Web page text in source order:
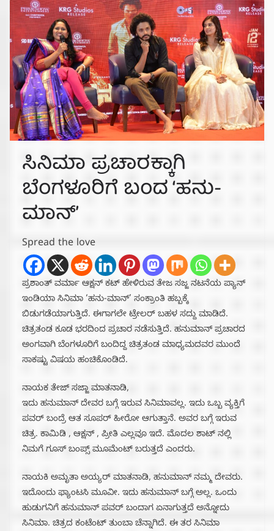
ಸಿನಿಮಾ ಪ್ರಚಾರಕ್ಕಾಗಿ
ಬೆಂಗಳೂರಿಗೆ ಬಂದ ‘ಹನು-
ಮಾನ್’
Spread the love
ಪ್ರಶಾಂತ್ ವರ್ಮಾ ಆಕ್ಷನ್ ಕಟ್ ಹೇಳಿರುವ ತೇಜ ಸಜ್ಜ ನಟನೆಯ ಪ್ಯಾನ್
ಇಂಡಿಯಾ ಸಿನಿಮಾ ‘ಹನು-ಮಾನ್’ ಸಂಕ್ರಾಂತಿ ಹಬ್ಬಕ್ಕೆ
ಬಿಡುಗಡೆಯಾಗುತ್ತಿದೆ. ಈಗಾಗಲೇ ಟ್ರೇಲರ್ ಬಹಳ ಸದ್ದು ಮಾಡಿದೆ.
ಚಿತ್ರತಂಡ ಕೂಡ ಭರದಿಂದ ಪ್ರಚಾರ ನಡೆಸುತ್ತಿದೆ. ಹನುಮಾನ್ ಪ್ರಚಾರದ
ಅಂಗವಾಗಿ ಬೆಂಗಳೂರಿಗೆ ಬಂದಿದ್ದ ಚಿತ್ರತಂಡ ಮಾಧ್ಯಮದವರ ಮುಂದೆ
ಸಾಕಷ್ಟು ವಿಷಯ ಹಂಚಿಕೊಂಡಿದೆ.
ನಾಯಕ ತೇಜ್ ಸಜ್ಜಾ ಮಾತನಾಡಿ,
ಇದು ಹನುಮಾನ್ ದೇವರ ಬಗ್ಗೆ ಇರುವ ಸಿನಿಮಾವಲ್ಲ. ಇದು ಒಬ್ಬ ವ್ಯಕ್ತಿಗೆ
ಪವರ್ ಬಂದ್ರೆ ಆತ ಸೂಪರ್ ಹೀರೋ ಆಗುತ್ತಾನೆ. ಅವರ ಬಗ್ಗೆ ಇರುವ
ಚಿತ್ರ. ಕಾಮಿಡಿ , ಆಕ್ಷನ್ , ಪ್ರೀತಿ ಎಲ್ಲವೂ ಇದೆ. ಮೊದಲ ಶಾಟ್ ನಲ್ಲಿ
ನಿಮಗೆ ಗೂಸ್ ಬಂಪ್ಸ್ ಮೂಮೆಂಟ್ ಬರುತ್ತದೆ ಎಂದರು.
ನಾಯಕಿ ಅಮೃತಾ ಅಯ್ಯರ್ ಮಾತನಾಡಿ, ಹನುಮಾನ್ ನಮ್ಮ ದೇವರು.
ಇದೊಂದು ಫ್ಯಾಂಟಸಿ ಮೂವೀ. ಇದು ಹನುಮಾನ್ ಬಗ್ಗೆ ಅಲ್ಲ‌. ಒಂದು
ಹುಡುಗನಿಗೆ ಹನುಮಾನ್ ಪವರ್ ಬಂದಾಗ ಏನಾಗುತ್ತದೆ ಅನ್ನೋದು
ಸಿನಿಮಾ. ಚಿತ್ರದ ಕಂಟೆಂಟ್ ತುಂಬಾ ಚೆನ್ನಾಗಿದೆ. ಈ ತರ ಸಿನಿಮಾ